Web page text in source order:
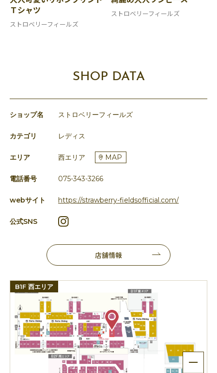
Ｔシャツ
ストロベリーフィールズ
ストロベリーフィールズ
SHOP DATA
ショップ名 ストロベリーフィールズ
カテゴリ レディス
エリア 西エリア MAP
電話番号 075-343-3266
webサイト https://strawberry-fieldsofficial.com/
公式SNS
店舗情報
B1F 西エリア